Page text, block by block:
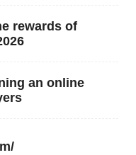
rewards of
an online